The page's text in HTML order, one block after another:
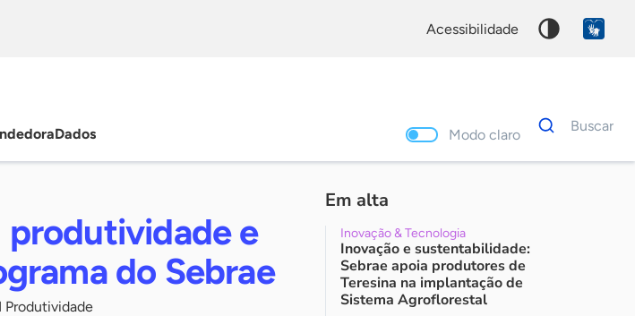
acessibilidade
Dados Modo claro
Dados
para
Buscar
produtividade e
do Sebrae
Produtividade
Em alta
Inovação & Tecnologia
Inovação e sustentabilidade:
Sebrae apoia produtores de
Teresina na implantação de
Sistema Agroflorestal